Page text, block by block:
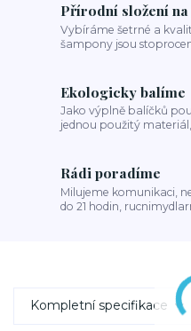
Přírodní složení
Vybíráme šetrné a
šampony jsou
Ekologicky balíme
Jako výplně balíčků
jednou použitý
Rádi poradíme
Milujeme komunikaci,
do 21 hodin,
Kompletní specifikace